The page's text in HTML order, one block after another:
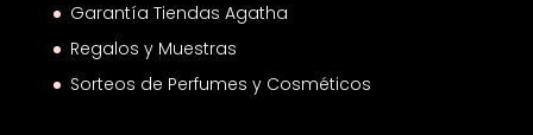
Garantía Tiendas Agatha
Regalos y Muestras
Sorteos de Perfumes y Cosméticos